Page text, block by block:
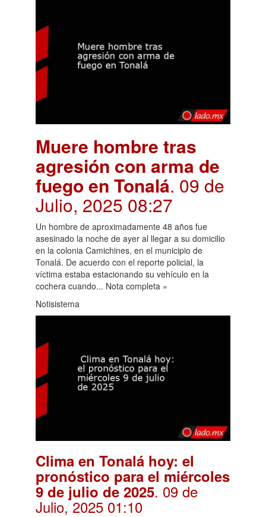
Muere hombre tras
agresión con arma de
fuego en Tonalá. 09 de
Julio, 2025 08:27
Un hombre de aproximadamente 48 años fue
asesinado la noche de ayer al llegar a su domicilio
en la colonia Camichines, en el municipio de
Tonalá. De acuerdo con el reporte policial, la
víctima estaba estacionando su vehículo en la
cochera cuando... Nota completa »
Notisistema
Clima en Tonalá hoy: el
pronóstico para el miércoles
9 de julio de 2025. 09 de
Julio, 2025 01:10